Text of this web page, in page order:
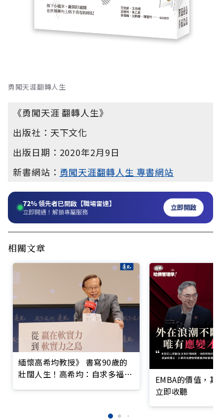
勇闖天涯翻轉人生
《勇闖天涯 翻轉人生》
出版社：天下文化
出版日期：2020年2月9日
新書網站： 勇闖天涯翻轉人生 專書網站
72%領先者已開啟【職場雷達】
立即開通！解鎖專屬服務 立即開啟
相關文章
緬懷高希均教授》 書寫90歲的
壯闊人生！高希均：自求多福、
EMBA的價值，
立即收聽